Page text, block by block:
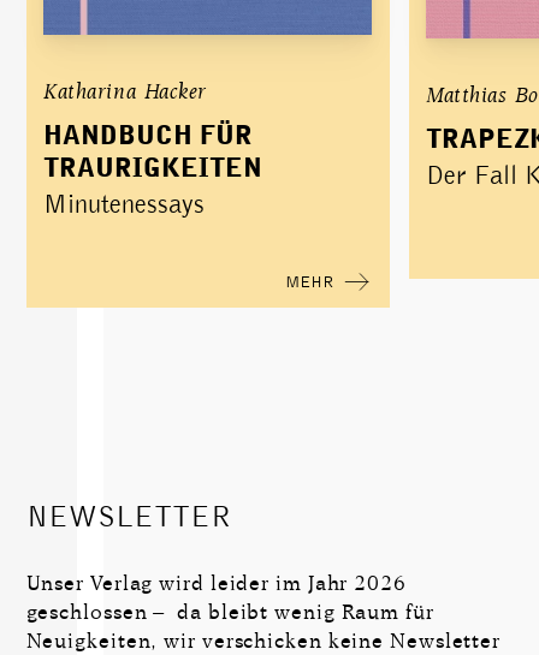
Katharina Hacker
HANDBUCH FÜR
TRAURIGKEITEN
Minutenessays
MEHR
Matthias
Der Fall
NEWSLETTER
Unser Verlag wird leider im Jahr 2026
geschlossen – da bleibt wenig Raum für
Neuigkeiten, wir verschicken keine Newsletter